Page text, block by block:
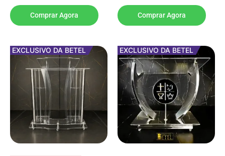
Comprar Agora Comprar Agora
EXCLUSIVO DA BETEL EXCLUSIVO DA BETEL